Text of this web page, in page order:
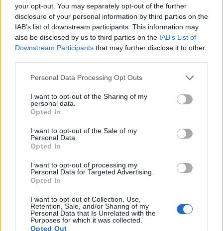
your opt-out. You may separately opt-out of the further
disclosure of your personal information by third parties on the
IAB’s list of downstream participants. This information may
also be disclosed by us to third parties on the IAB’s List of
Downstream Participants that may further disclose it to other
Please note that this website/app uses one or more Google
not limited to your visit or usage behaviour. You may click to
grant or deny consent to Google and its third-party tags to
use your data for below specified purposes in below Google
consent section.
Personal Data Processing Opt Outs
I want to opt-out of the Sharing of my
personal data.
Opted In
I want to opt-out of the Sale of my
Personal Data.
Opted In
I want to opt-out of processing my
Personal Data for Targeted Advertising.
Opted In
I want to opt-out of Collection, Use,
Retention, Sale, and/or Sharing of my
Personal Data that Is Unrelated with the
Purposes for which it was collected.
Opted Out
ανοιχτά για τον εκφοβισμό της Teigen σε μια
συνέντευξή του στο Daily Beast, προσθέτοντας ότι
εκτός από τα tweets, η Teigen είχε επίσης
περιστασιακά στείλει προσωπικά μηνύματα στο